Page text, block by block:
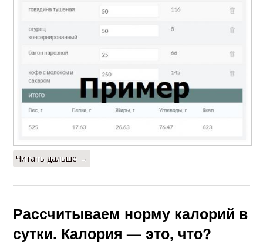
Читать дальше →
Рассчитываем норму калорий в
сутки. Калория — это, что?